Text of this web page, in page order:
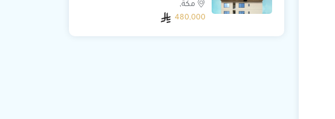
مكة,
480,000